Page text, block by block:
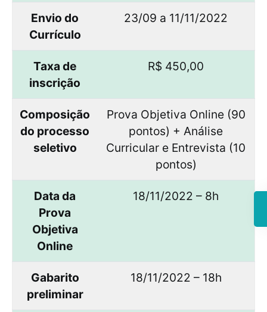
Envio do
Currículo
23/09 a 11/11/2022
Taxa de
inscrição
R$ 450,00
Composição
do processo
seletivo
Prova Objetiva Online (90
pontos) + Análise
Curricular e Entrevista (10
pontos)
Data da
Prova
Objetiva
Online
18/11/2022 – 8h
Gabarito
preliminar
18/11/2022 – 18h